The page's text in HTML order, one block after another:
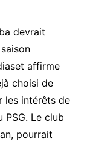
devrait
affirme
choisi de
les intérêts de
PSG. Le club
pourrait